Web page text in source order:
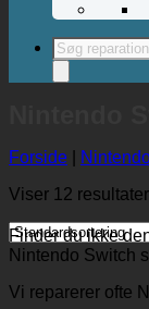
Products
search
Forside
Viser 12 resultater
Finder du ikke
Nintendo Switch
Vi reparerer ofte